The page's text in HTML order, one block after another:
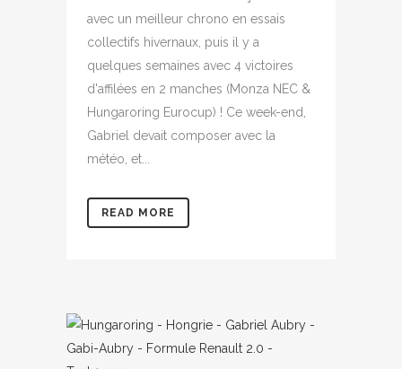
avec un meilleur chrono en essais
collectifs hivernaux, puis il y a
quelques semaines avec 4 victoires
d'affilées en 2 manches (Monza NEC &
Hungaroring Eurocup) ! Ce week-end,
Gabriel devait composer avec la
météo, et...
READ MORE